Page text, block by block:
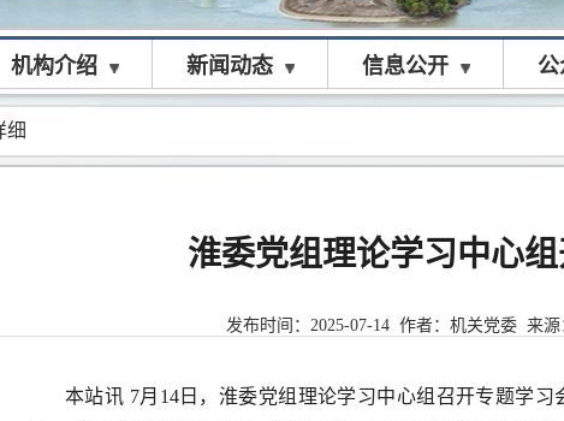
机构介绍 新闻动态 信息公开 公
细
淮委党组理论学习中心
发布时间： 2025-07-14 作者：机关党委 来源
本站讯 7月14日，淮委党组理论学习中心组召开专题学